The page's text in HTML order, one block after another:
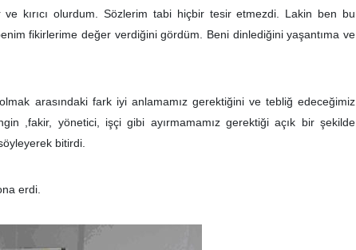
ve kırıcı olurdum. Sözlerim tabi hiçbir tesir etmezdi. Lakin ben bu
fikirlerime değer verdiğini gördüm. Beni dinlediğini yaşantıma ve
arasındaki fark iyi anlamamız gerektiğini ve tebliğ edeceğimiz
,fakir, yönetici, işçi gibi ayırmamamız gerektiği açık bir şekilde
bitirdi.
erdi.